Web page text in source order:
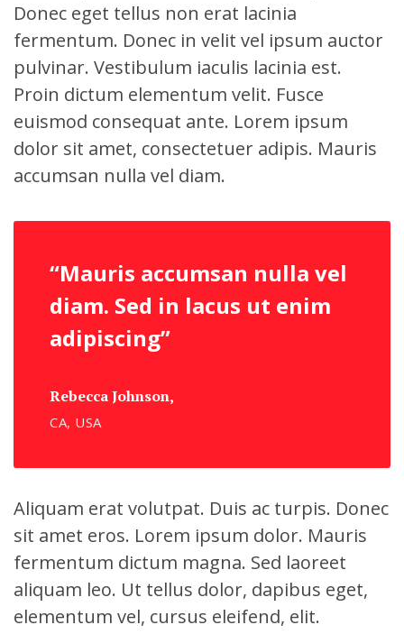
Donec eget tellus non erat lacinia
fermentum. Donec in velit vel ipsum auctor
pulvinar. Vestibulum iaculis lacinia est.
Proin dictum elementum velit. Fusce
euismod consequat ante. Lorem ipsum
dolor sit amet, consectetuer adipis. Mauris
accumsan nulla vel diam.
“Mauris accumsan nulla vel
diam. Sed in lacus ut enim
adipiscing”
Rebecca Johnson,
CA, USA
Aliquam erat volutpat. Duis ac turpis. Donec
sit amet eros. Lorem ipsum dolor. Mauris
fermentum dictum magna. Sed laoreet
aliquam leo. Ut tellus dolor, dapibus eget,
elementum vel, cursus eleifend, elit.